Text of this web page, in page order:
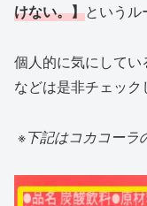
けない。】というル
個人的に気にして
などは是非チェック
※下記はコカコーラ